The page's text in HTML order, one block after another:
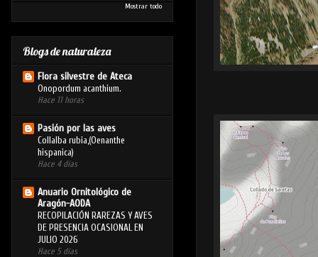
Mostrar todo
Blogs de naturaleza
Flora silvestre de Ateca
Onopordum acanthium.
Hace 11 horas
Pasión por las aves
Collalba rubia,(Oenanthe
hispanica)
Hace 4 días
Anuario Ornitológico de
Aragón-AODA
RECOPILACIÓN RAREZAS Y AVES
DE PRESENCIA OCASIONAL EN
JULIO 2026
Hace 5 días